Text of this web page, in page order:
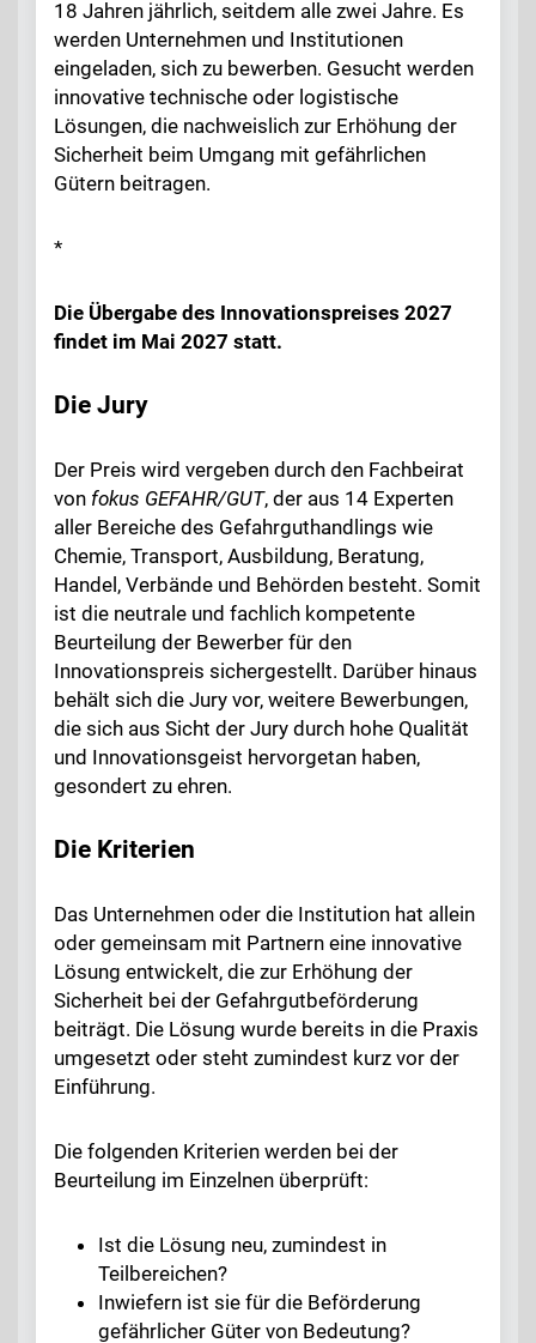
18 Jahren jährlich, seitdem alle zwei Jahre. Es
werden Unternehmen und Institutionen
eingeladen, sich zu bewerben. Gesucht werden
innovative technische oder logistische
Lösungen, die nachweislich zur Erhöhung der
Sicherheit beim Umgang mit gefährlichen
Gütern beitragen.
*
Die Übergabe des Innovationspreises 2027
findet im Mai 2027 statt.
Die Jury
Der Preis wird vergeben durch den Fachbeirat
von fokus GEFAHR/GUT, der aus 14 Experten
aller Bereiche des Gefahrguthandlings wie
Chemie, Transport, Ausbildung, Beratung,
Handel, Verbände und Behörden besteht. Somit
ist die neutrale und fachlich kompetente
Beurteilung der Bewerber für den
Innovationspreis sichergestellt. Darüber hinaus
behält sich die Jury vor, weitere Bewerbungen,
die sich aus Sicht der Jury durch hohe Qualität
und Innovationsgeist hervorgetan haben,
gesondert zu ehren.
Die Kriterien
Das Unternehmen oder die Institution hat allein
oder gemeinsam mit Partnern eine innovative
Lösung entwickelt, die zur Erhöhung der
Sicherheit bei der Gefahrgutbeförderung
beiträgt. Die Lösung wurde bereits in die Praxis
umgesetzt oder steht zumindest kurz vor der
Einführung.
Die folgenden Kriterien werden bei der
Beurteilung im Einzelnen überprüft:
Ist die Lösung neu, zumindest in
Teilbereichen?
Inwiefern ist sie für die Beförderung
gefährlicher Güter von Bedeutung?